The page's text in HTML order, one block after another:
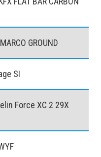
GROUND
SI
Force XC 2 29X